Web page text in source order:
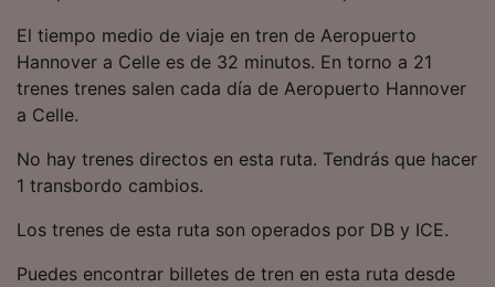
El tiempo medio de viaje en tren de Aeropuerto
Hannover a Celle es de 32 minutos. En torno a 21
trenes trenes salen cada día de Aeropuerto Hannover
a Celle.
No hay trenes directos en esta ruta. Tendrás que hacer
1 transbordo cambios.
Los trenes de esta ruta son operados por DB y ICE.
Puedes encontrar billetes de tren en esta ruta desde
características del dispositivo para su
identificación. Almacenar la información en un
dispositivo y/o acceder a ella. Publicidad y
contenido personalizados, medición de
publicidad y contenido, investigación de
audiencia y desarrollo de servicios.
Lista de asociados (proveedores)